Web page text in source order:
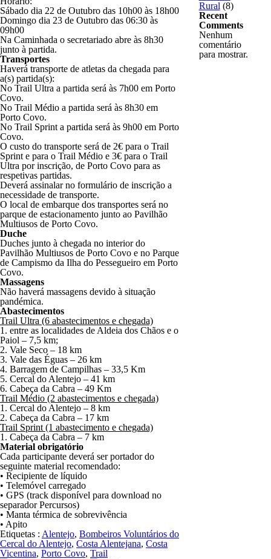
Sábado dia 22 de Outubro das 10h00 às 18h00
Domingo dia 23 de Outubro das 06:30 às
09h00
Na Caminhada o secretariado abre às 8h30
junto à partida.
Transportes
Haverá transporte de atletas da chegada para
a(s) partida(s):
No Trail Ultra a partida será às 7h00 em Porto
Covo.
No Trail Médio a partida será às 8h30 em
Porto Covo.
No Trail Sprint a partida será às 9h00 em Porto
Covo.
O custo do transporte será de 2€ para o Trail
Sprint e para o Trail Médio e 3€ para o Trail
Ultra por inscrição, de Porto Covo para as
respetivas partidas.
Deverá assinalar no formulário de inscrição a
necessidade de transporte.
O local de embarque dos transportes será no
parque de estacionamento junto ao Pavilhão
Multiusos de Porto Covo.
Duche
Duches junto à chegada no interior do
Pavilhão Multiusos de Porto Covo e no Parque
de Campismo da Ilha do Pessegueiro em Porto
Covo.
Massagens
Não haverá massagens devido à situação
pandémica.
Abastecimentos
Trail Ultra (6 abastecimentos e chegada)
1. entre as localidades de Aldeia dos Chãos e o
Paiol – 7,5 km;
2. Vale Seco – 18 km
3. Vale das Éguas – 26 km
4. Barragem de Campilhas – 33,5 Km
5. Cercal do Alentejo – 41 km
6. Cabeça da Cabra – 49 Km
Trail Médio (2 abastecimentos e chegada)
1. Cercal do Alentejo – 8 km
2. Cabeça da Cabra – 17 km
Trail Sprint (1 abastecimento e chegada)
1. Cabeça da Cabra – 7 km
Material obrigatório
Cada participante deverá ser portador do
seguinte material recomendado:
• Recipiente de líquido
• Telemóvel carregado
• GPS (track disponível para download no
separador Percursos)
• Manta térmica de sobrevivência
• Apito
Etiquetas : Alentejo, Bombeiros Voluntários do
Cercal do Alentejo, Costa Alentejana, Costa
Vicentina, Porto Covo, Trail
Rural (8)
Recent
Comments
Nenhum
comentário
para mostrar.